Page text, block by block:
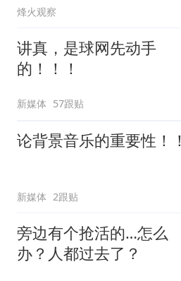
烽火观察
讲真，是球网先动手
的！！！
新媒体 57跟贴
论背景音乐的重要性！！
新媒体 2跟贴
旁边有个抢活的…怎么
办？人都过去了？